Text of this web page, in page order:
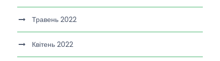
Травень 2022
Квітень 2022